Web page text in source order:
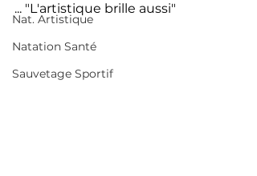
Nat. Artistique
Natation Santé
Sauvetage Sportif
... "L'artistique brille aussi"